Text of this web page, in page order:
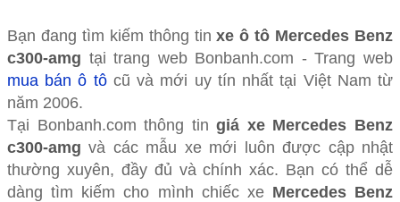
Bạn đang tìm kiếm thông tinxe ô tô Mercedes Benz
c300-amg tại trang web Bonbanh.com - Trang web
mua bán ô tôcũ và mới uy tín nhất tại Việt Nam từ
năm 2006.
Tại Bonbanh.com thông tingiá xe Mercedes Benz
c300-amg và các mẫu xe mới luôn được cập nhật
thường xuyên, đầy đủ và chính xác. Bạn có thể dễ
dàng tìm kiếm cho mình chiếc xe Mercedes Benz